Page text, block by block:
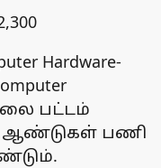
Hardware-
பட்டம்
ஆண்டுகள் பணி